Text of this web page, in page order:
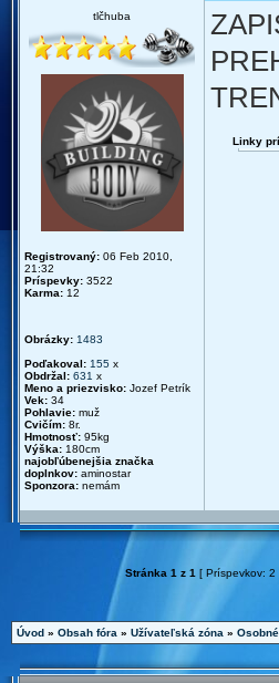
tlčhuba
Registrovaný: 06 Feb 2010,
21:32
Príspevky: 3522
Karma: 12
Obrázky: 1483
Poďakoval: 155 x
Obdržal: 631 x
Meno a priezvisko: Jozef Petrík
Vek: 34
Pohlavie: muž
Cvičím: 8r.
Hmotnosť: 95kg
Výška: 180cm
najobľúbenejšia značka
doplnkov: aminostar
Sponzora: nemám
Linky
Stránka 1 z 1 [ Príspevkov: 2
Úvod » Obsah fóra » Užívateľská zóna »